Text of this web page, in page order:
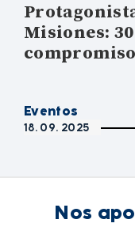
Misiones:
compromiso
Eventos
18. 09. 2025
Nos